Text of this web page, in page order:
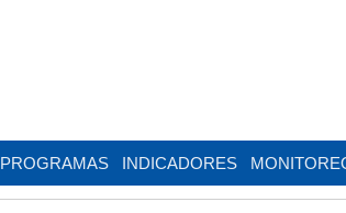
PROGRAMAS INDICADORES